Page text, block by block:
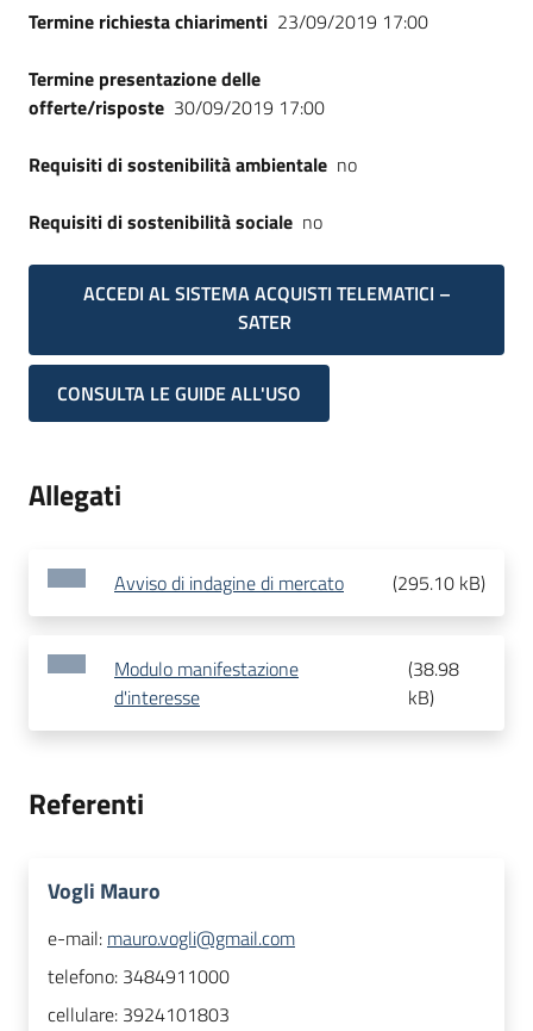
Termine richiesta chiarimenti 23/09/2019 17:00
Termine presentazione delle
offerte/risposte 30/09/2019 17:00
Requisiti di sostenibilità ambientale no
Requisiti di sostenibilità sociale no
ACCEDI AL SISTEMA ACQUISTI TELEMATICI –
SATER
CONSULTA LE GUIDE ALL'USO
Allegati
Avviso di indagine di mercato (295.10 kB)
Modulo manifestazione
d'interesse
(38.98
kB)
Referenti
Vogli Mauro
e-mail: mauro.vogli@gmail.com
telefono: 3484911000
cellulare: 3924101803